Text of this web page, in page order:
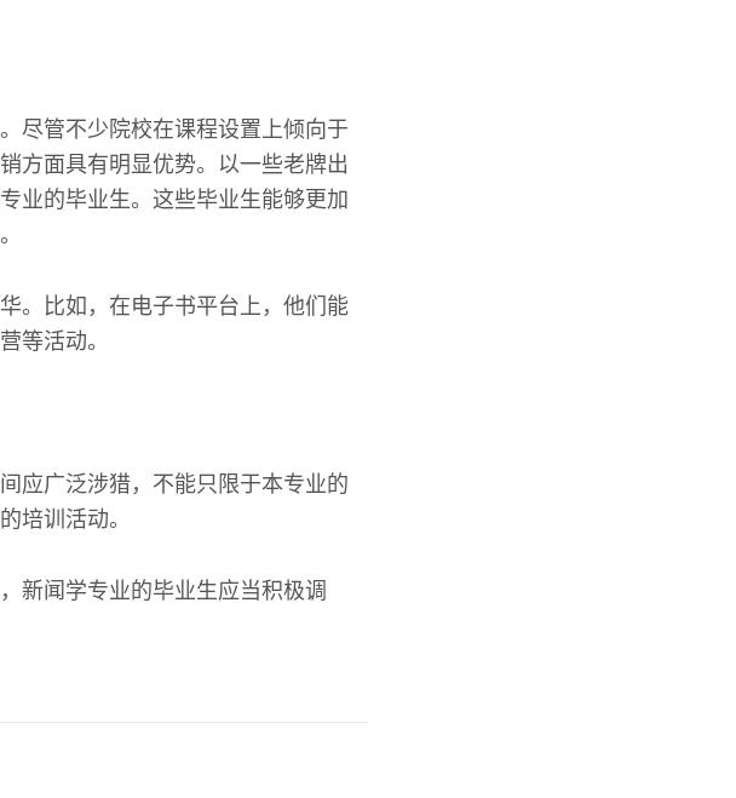
尽管不少院校在课程设置上倾向于
方面具有明显优势。以一些老牌出
业的毕业生。这些毕业生能够更加
。比如，在电子书平台上，他们能
等活动。
应广泛涉猎，不能只限于本专业的
培训活动。
新闻学专业的毕业生应当积极调